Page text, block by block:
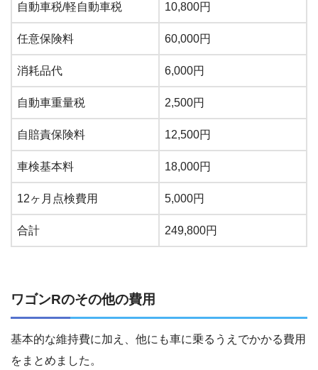
自動車税/軽自動車税 10,800円
任意保険料 60,000円
消耗品代 6,000円
自動車重量税 2,500円
自賠責保険料 12,500円
車検基本料 18,000円
12ヶ月点検費用 5,000円
合計 249,800円
ワゴンRのその他の費用
基本的な維持費に加え、他にも車に乗るうえでかかる費用
をまとめました。